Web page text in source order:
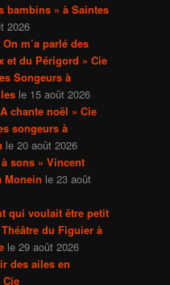
bambins » à Saintes
2026
m’a parlé des
et du Périgord » Cie
Songeurs à
le 15 août 2026
chante noël » Cie
songeurs à
le 20 août 2026
sons » Vincent
Monein le 23 août
qui voulait être petit
du Figuier à
le 29 août 2026
des ailes en
Cie